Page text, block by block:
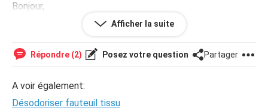
Bonjour,
comment nettoyer un canapé en tissu, le désodoriser, car
mes chats se couchent dessus. Mercei
Afficher la suite
Répondre (2) Posez votre question Partager
A voir également:
Désodoriser fauteuil tissu